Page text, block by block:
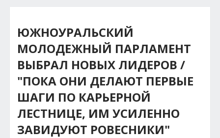
ЮЖНОУРАЛЬСКИЙ
МОЛОДЕЖНЫЙ ПАРЛАМЕНТ
ВЫБРАЛ НОВЫХ ЛИДЕРОВ /
"ПОКА ОНИ ДЕЛАЮТ ПЕРВЫЕ
ШАГИ ПО КАРЬЕРНОЙ
ЛЕСТНИЦЕ, ИМ УСИЛЕННО
ЗАВИДУЮТ РОВЕСНИКИ"